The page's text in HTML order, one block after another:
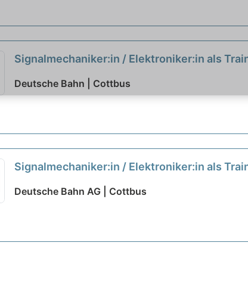
Signalmechaniker:in / Elektroniker:in als
Deutsche Bahn | Cottbus
Signalmechaniker:in / Elektroniker:in als
Deutsche Bahn AG | Cottbus